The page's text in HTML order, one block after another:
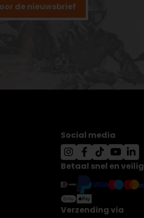
de nieuwsbrief
Social media
Betaal snel en veilig
Verzending via